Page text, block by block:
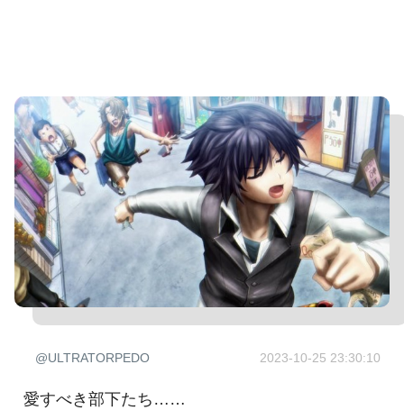
@ULTRATORPEDO 2023-10-25 23:30:10
愛すべき部下たち……